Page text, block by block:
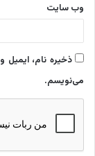
وب‌ سایت
ذخیره نام، ایمیل
می‌نویسم.